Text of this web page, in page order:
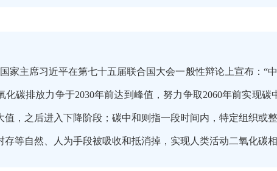
家主席习近平在第七十五届联合国大会一般性辩论上宣布：“
化碳排放力争于2030年前达到峰值，努力争取2060年前实现
值，之后进入下降阶段；碳中和则指一段时间内，特定组织或
等自然、人为手段被吸收和抵消掉，实现人类活动二氧化碳相